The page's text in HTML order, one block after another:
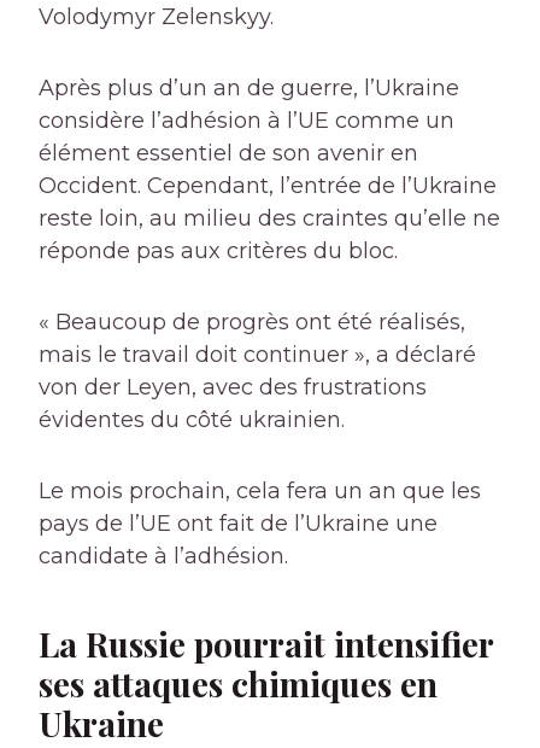
Volodymyr Zelenskyy.
Après plus d’un an de guerre, l’Ukraine
considère l’adhésion à l’UE comme un
élément essentiel de son avenir en
Occident. Cependant, l’entrée de l’Ukraine
reste loin, au milieu des craintes qu’elle ne
réponde pas aux critères du bloc.
« Beaucoup de progrès ont été réalisés,
mais le travail doit continuer », a déclaré
von der Leyen, avec des frustrations
évidentes du côté ukrainien.
Le mois prochain, cela fera un an que les
pays de l’UE ont fait de l’Ukraine une
candidate à l’adhésion.
La Russie pourrait intensifier
ses attaques chimiques en
Ukraine